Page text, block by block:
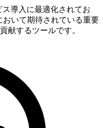
ス導入に最適化されてお
おいて期待されている重要
献するツールです。